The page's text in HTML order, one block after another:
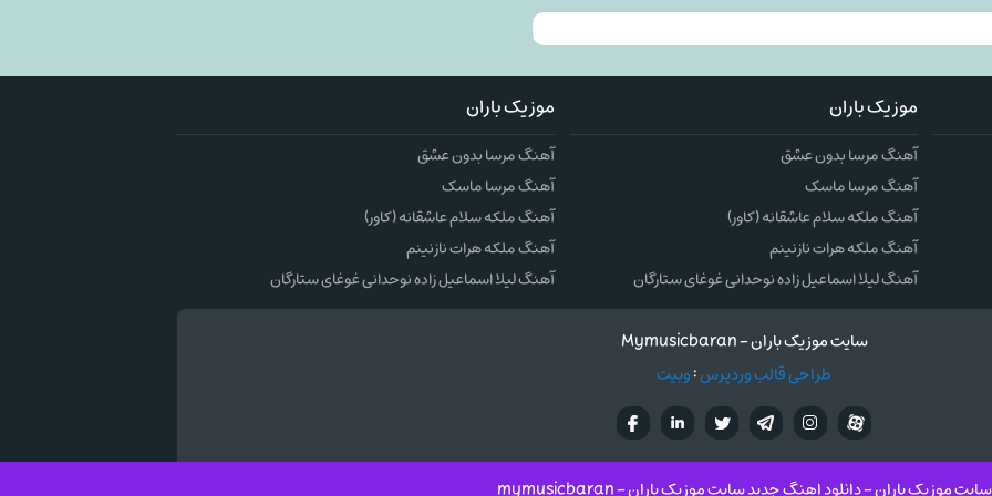
موزیک باران
آهنگ مرسا بدون عشق
آهنگ مرسا ماسک
آهنگ ملکه سلام عاشقانه (کاور)
آهنگ ملکه هرات نازنینم
آهنگ لیلا اسماعیل زاده نوحدانی غوغای ستارگان
موزیک باران
آهنگ مرسا بدون عشق
آهنگ مرسا ماسک
آهنگ ملکه سلام عاشقانه (کاور)
آهنگ ملکه هرات نازنینم
آهنگ لیلا اسماعیل زاده نوحدانی غوغای ستارگان
سایت موزیک باران - Mymusicbaran
طراحی قالب وردپرس:وبیت
تويترتلگرام
اینستاگرام آپارات
سایت موزیک باران - دانلود اهنگ جدید سایت موزیک باران - mymusicbaran